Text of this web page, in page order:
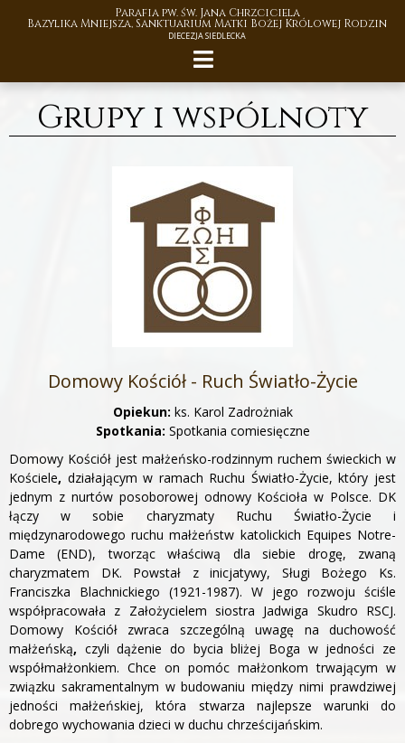
Parafia pw. św. Jana Chrzciciela
Bazylika Mniejsza, Sanktuarium Matki Bożej Królowej Rodzin
DIECEZJA SIEDLECKA
Grupy i wspólnoty
Domowy Kościół - Ruch Światło-Życie
Opiekun: ks. Karol Zadrożniak
Spotkania: Spotkania comiesięczne
Domowy Kościół jest małżeńsko-rodzinnym ruchem świeckich w
Kościele, działającym w ramach Ruchu Światło-Życie, który jest
jednym z nurtów posoborowej odnowy Kościoła w Polsce. DK
łączy w sobie charyzmaty Ruchu Światło-Życie i
międzynarodowego ruchu małżeństw katolickich Equipes Notre-
Dame (END), tworząc właściwą dla siebie drogę, zwaną
charyzmatem DK. Powstał z inicjatywy, Sługi Bożego Ks.
Franciszka Blachnickiego (1921-1987). W jego rozwoju ściśle
współpracowała z Założycielem siostra Jadwiga Skudro RSCJ.
Domowy Kościół zwraca szczególną uwagę na duchowość
małżeńską, czyli dążenie do bycia bliżej Boga w jedności ze
współmałżonkiem. Chce on pomóc małżonkom trwającym w
związku sakramentalnym w budowaniu między nimi prawdziwej
jedności małżeńskiej, która stwarza najlepsze warunki do
dobrego wychowania dzieci w duchu chrześcijańskim.